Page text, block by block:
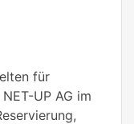
für
UP AG im